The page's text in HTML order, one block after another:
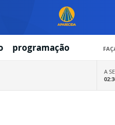
programação
A